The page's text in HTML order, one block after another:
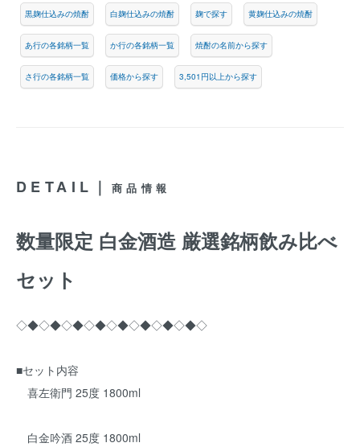
黒麹仕込みの焼酎 白麹仕込みの焼酎 麹で探す 黄麹仕込みの焼酎
あ行の各銘柄一覧 か行の各銘柄一覧 焼酎の名前から探す
さ行の各銘柄一覧 価格から探す 3,501円以上から探す
DETAIL｜ 商品情報
数量限定 白金酒造 厳選銘柄飲み比べ
セット
◇◆◇◆◇◆◇◆◇◆◇◆◇◆◇◆◇
■セット内容
喜左衛門 25度 1800ml
白金吟酒 25度 1800ml